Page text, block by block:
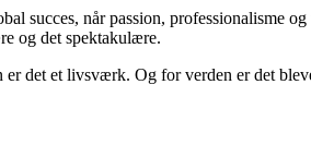
succes, når passion, professionalisme
og det spektakulære.
det et livsværk. Og for verden er det